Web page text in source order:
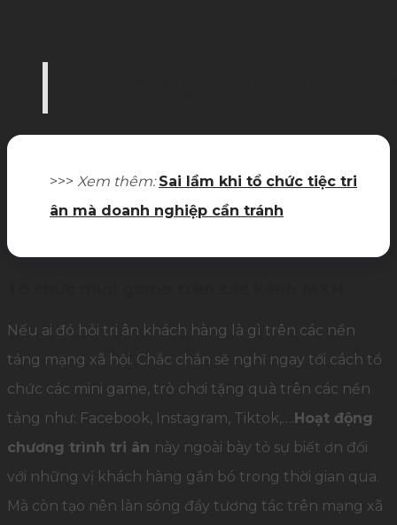
>>> Xem thêm:Sai lầm khi tổ chức tiệc tri
ân mà doanh nghiệp cần tránh
Nếu ai đó hỏi tri ân khách hàng là gì trên các nền
tảng mạng xã hội. Chắc chắn sẽ nghĩ ngay tới cách tổ
chức các mini game, trò chơi tặng quà trên các nền
tảng như: Facebook, Instagram, Tiktok,….Hoạt động
chương trình tri ân này ngoài bày tỏ sự biết ơn đối
với những vị khách hàng gắn bó trong thời gian qua.
Mà còn tạo nên làn sóng đầy tương tác trên mạng xã